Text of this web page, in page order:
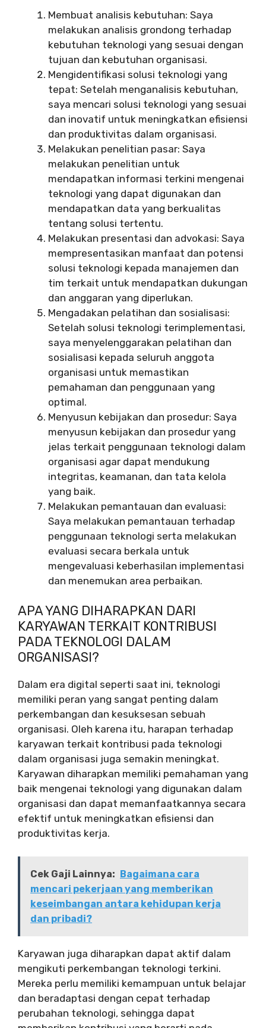
Membuat analisis kebutuhan: Saya
melakukan analisis grondong terhadap
kebutuhan teknologi yang sesuai dengan
tujuan dan kebutuhan organisasi.
Mengidentifikasi solusi teknologi yang
tepat: Setelah menganalisis kebutuhan,
saya mencari solusi teknologi yang sesuai
dan inovatif untuk meningkatkan efisiensi
dan produktivitas dalam organisasi.
Melakukan penelitian pasar: Saya
melakukan penelitian untuk
mendapatkan informasi terkini mengenai
teknologi yang dapat digunakan dan
mendapatkan data yang berkualitas
tentang solusi tertentu.
Melakukan presentasi dan advokasi: Saya
mempresentasikan manfaat dan potensi
solusi teknologi kepada manajemen dan
tim terkait untuk mendapatkan dukungan
dan anggaran yang diperlukan.
Mengadakan pelatihan dan sosialisasi:
Setelah solusi teknologi terimplementasi,
saya menyelenggarakan pelatihan dan
sosialisasi kepada seluruh anggota
organisasi untuk memastikan
pemahaman dan penggunaan yang
optimal.
Menyusun kebijakan dan prosedur: Saya
menyusun kebijakan dan prosedur yang
jelas terkait penggunaan teknologi dalam
organisasi agar dapat mendukung
integritas, keamanan, dan tata kelola
yang baik.
Melakukan pemantauan dan evaluasi:
Saya melakukan pemantauan terhadap
penggunaan teknologi serta melakukan
evaluasi secara berkala untuk
mengevaluasi keberhasilan implementasi
dan menemukan area perbaikan.
APA YANG DIHARAPKAN DARI
KARYAWAN TERKAIT KONTRIBUSI
PADA TEKNOLOGI DALAM
ORGANISASI?
Dalam era digital seperti saat ini, teknologi
memiliki peran yang sangat penting dalam
perkembangan dan kesuksesan sebuah
organisasi. Oleh karena itu, harapan terhadap
karyawan terkait kontribusi pada teknologi
dalam organisasi juga semakin meningkat.
Karyawan diharapkan memiliki pemahaman yang
baik mengenai teknologi yang digunakan dalam
organisasi dan dapat memanfaatkannya secara
efektif untuk meningkatkan efisiensi dan
produktivitas kerja.
Cek Gaji Lainnya: Bagaimana cara
mencari pekerjaan yang memberikan
keseimbangan antara kehidupan kerja
dan pribadi?
Karyawan juga diharapkan dapat aktif dalam
mengikuti perkembangan teknologi terkini.
Mereka perlu memiliki kemampuan untuk belajar
dan beradaptasi dengan cepat terhadap
perubahan teknologi, sehingga dapat